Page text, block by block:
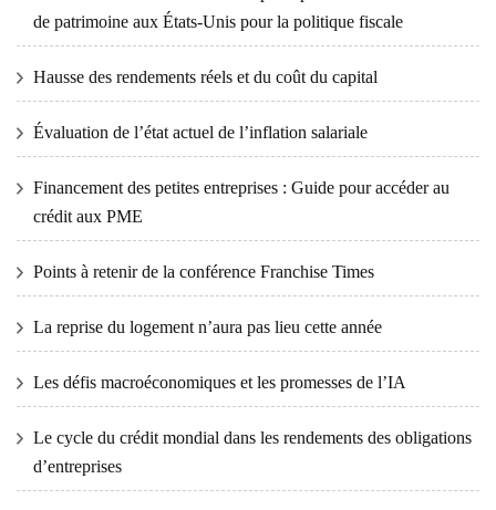
de patrimoine aux États-Unis pour la politique fiscale
Hausse des rendements réels et du coût du capital
Évaluation de l’état actuel de l’inflation salariale
Financement des petites entreprises : Guide pour accéder au
crédit aux PME
Points à retenir de la conférence Franchise Times
La reprise du logement n’aura pas lieu cette année
Les défis macroéconomiques et les promesses de l’IA
Le cycle du crédit mondial dans les rendements des obligations
d’entreprises